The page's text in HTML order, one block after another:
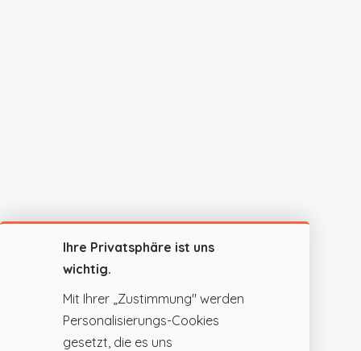
Ihre Privatsphäre ist uns
wichtig.
Mit Ihrer „Zustimmung" werden
Personalisierungs-Cookies
gesetzt, die es uns